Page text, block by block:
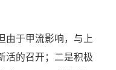
由于甲流影响，与上
活的召开；二是积极